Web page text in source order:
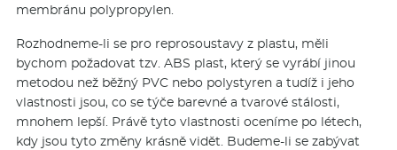
membránu polypropylen.
Rozhodneme-li se pro reprosoustavy z plastu, měli
bychom požadovat tzv. ABS plast, který se vyrábí jinou
metodou než běžný PVC nebo polystyren a tudíž i jeho
vlastnosti jsou, co se týče barevné a tvarové stálosti,
mnohem lepší. Právě tyto vlastnosti oceníme po létech,
kdy jsou tyto změny krásně vidět. Budeme-li se zabývat